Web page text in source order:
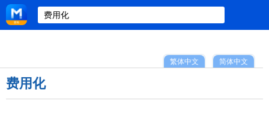
简体中文
繁体中文
费用化